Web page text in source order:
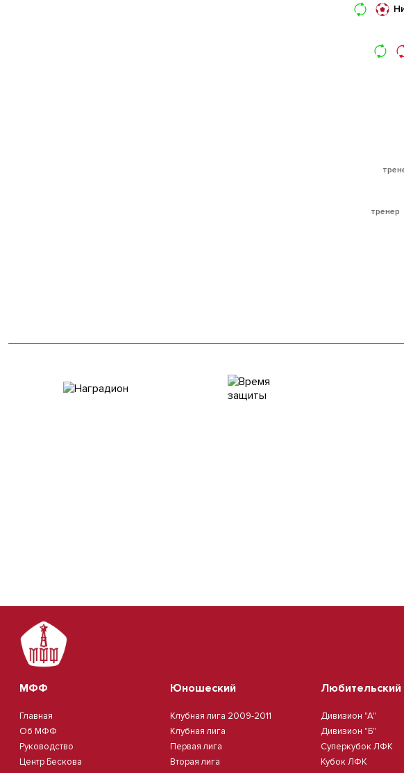
тренер
МФФ
Главная
Об МФФ
Руководство
Центр Бескова
Юношеский
Клубная лига 2009-2011
Клубная лига
Первая лига
Вторая лига
Любительский
Дивизион "А"
Дивизион "Б"
Суперкубок ЛФК
Кубок ЛФК